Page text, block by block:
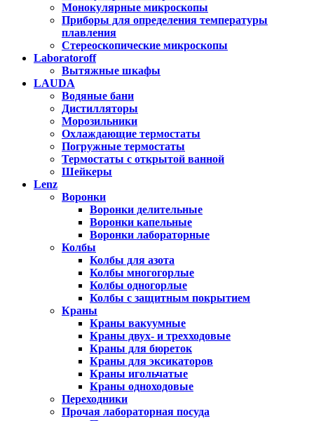
Монокулярные микроскопы
Приборы для определения температуры
плавления
Стереоскопические микроскопы
Laboratoroff
Вытяжные шкафы
LAUDA
Водяные бани
Дистилляторы
Морозильники
Охлаждающие термостаты
Погружные термостаты
Термостаты с открытой ванной
Шейкеры
Lenz
Воронки
Воронки делительные
Воронки капельные
Воронки лабораторные
Колбы
Колбы для азота
Колбы многогорлые
Колбы одногорлые
Колбы с защитным покрытием
Краны
Краны вакуумные
Краны двух- и трехходовые
Краны для бюреток
Краны для эксикаторов
Краны игольчатые
Краны одноходовые
Переходники
Прочая лабораторная посуда